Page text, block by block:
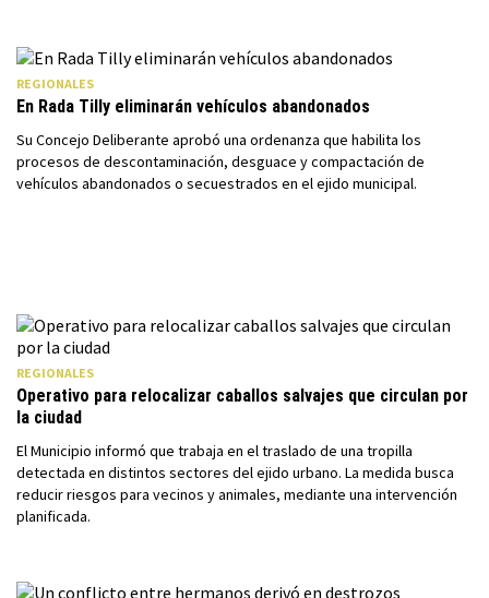
REGIONALES
En Rada Tilly eliminarán vehículos abandonados
Su Concejo Deliberante aprobó una ordenanza que habilita los
procesos de descontaminación, desguace y compactación de
vehículos abandonados o secuestrados en el ejido municipal.
REGIONALES
Operativo para relocalizar caballos salvajes que circulan por
la ciudad
El Municipio informó que trabaja en el traslado de una tropilla
detectada en distintos sectores del ejido urbano. La medida busca
reducir riesgos para vecinos y animales, mediante una intervención
planificada.